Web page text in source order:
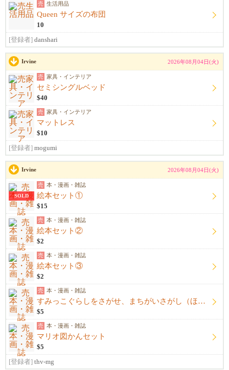
売 生活用品
Queen サイズの布団
10
[登録者] danshari
Irvine 2026年08月04日(火)
売 家具・インテリア
セミシングルベッド
$40
売 家具・インテリア
マットレス
$10
[登録者] mogumi
Irvine 2026年08月04日(火)
SOLD
売 本・漫画・雑誌
絵本セット①
$15
売 本・漫画・雑誌
絵本セット②
$2
売 本・漫画・雑誌
絵本セット③
$2
売 本・漫画・雑誌
すみっこぐらしをさがせ、まちがいさがし（ほぼ新品未使用）
$5
売 本・漫画・雑誌
マリオ図かんセット
$5
[登録者] thv-mg